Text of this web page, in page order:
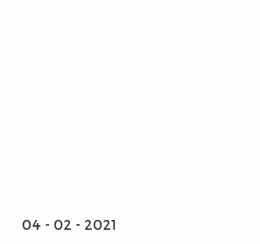
04 - 02 - 2021